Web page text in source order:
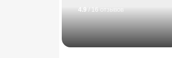
4.9 / 16 отзывов